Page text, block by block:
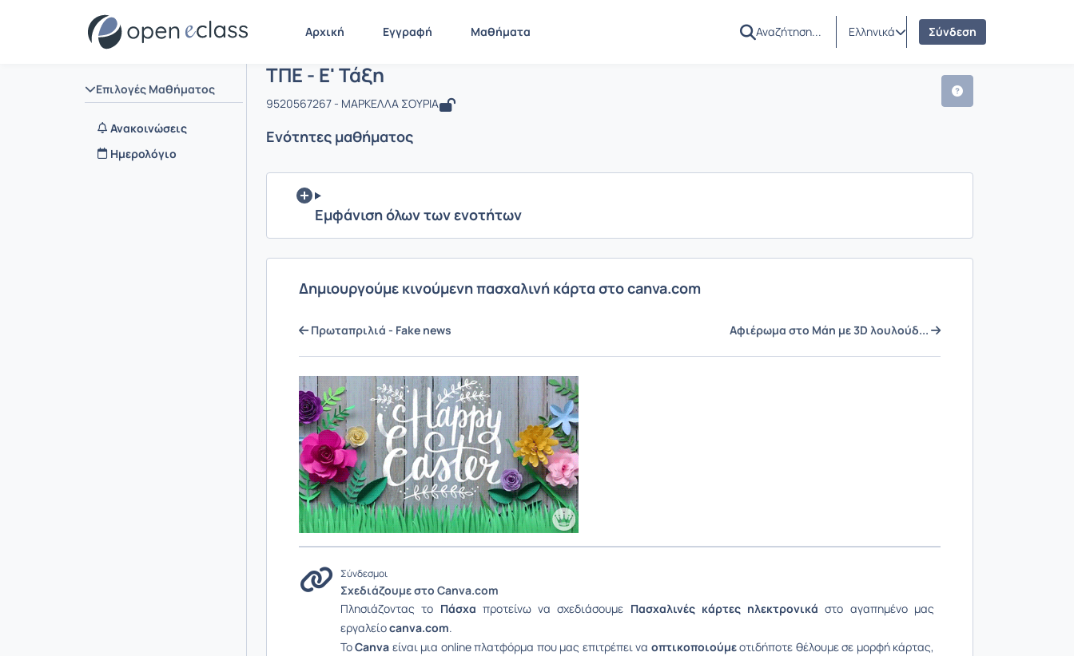
Αρχική Εγγραφή Μαθήματα Ελληνικά Σύνδεση
Επιλογές Μαθήματος
Ανακοινώσεις
Ημερολόγιο
Αρχική Σελίδα ΤΠΕ - Ε' Τάξη Ενότητες μαθήματος
Μάθημα : ΤΠΕ - Ε' Τάξη
ΤΠΕ - Ε' Τάξη
9520567267 - ΜΑΡΚΕΛΛΑ ΣΟΥΡΙΑ
Ενότητες μαθήματος
Εμφάνιση όλων των ενοτήτων
Δημιουργούμε κινούμενη πασχαλινή κάρτα στο canva.com
Πρωταπριλιά - Fake news Αφιέρωμα στο Μάη με 3D λουλούδ...
Σύνδεσμοι
Σχεδιάζουμε στο Canva.com
Πλησιάζοντας τo Πάσχα προτείνω να σχεδιάσουμε Πασχαλινές κάρτες ηλεκτρονικά στο αγαπημένο μας
εργαλείοcanva.com.
ToCanva είναι μια online πλατφόρμα που μας επιτρέπει να οπτικοποιούμεοτιδήποτε θέλουμε σε μορφή κάρτας,